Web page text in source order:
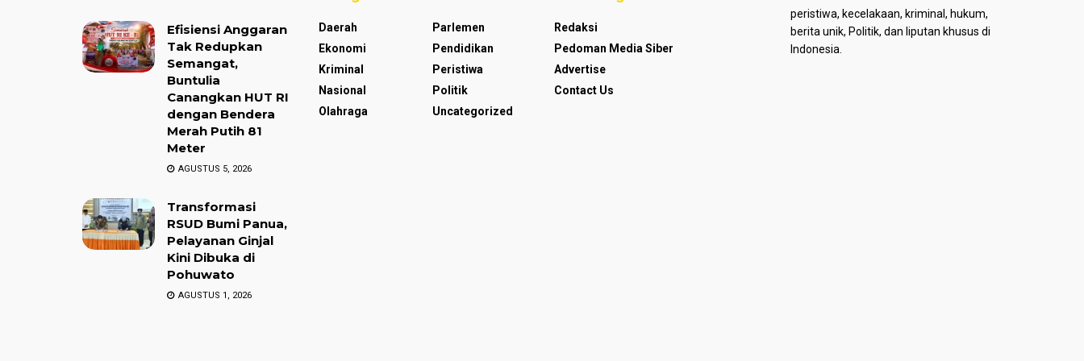
Efisiensi Anggaran
Tak Redupkan
Semangat,
Buntulia
Canangkan HUT RI
dengan Bendera
Merah Putih 81
Meter
AGUSTUS 5, 2026
Transformasi
RSUD Bumi Panua,
Pelayanan Ginjal
Kini Dibuka di
Pohuwato
AGUSTUS 1, 2026
Daerah
Ekonomi
Kriminal
Nasional
Olahraga
Parlemen
Pendidikan
Peristiwa
Politik
Uncategorized
Redaksi
Pedoman Media Siber
Advertise
Contact Us
peristiwa, kecelakaan, kriminal, hukum,
berita unik, Politik, dan liputan khusus di
Indonesia.